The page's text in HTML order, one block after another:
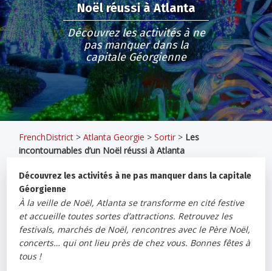
Noël réussi à Atlanta
Découvrez les activités à ne
pas manquer dans la
capitale Géorgienne
FrenchDistrict >Atlanta Georgie >Sortir > Les
incontournables d’un Noël réussi à Atlanta
Découvrez les activités à ne pas manquer dans la capitale
Géorgienne
À la veille de Noël, Atlanta se transforme en cité festive
et accueille toutes sortes d’attractions. Retrouvez les
festivals, marchés de Noël, rencontres avec le Père Noël,
concerts… qui ont lieu près de chez vous. Bonnes fêtes à
tous !